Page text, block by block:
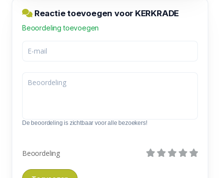
Reactie toevoegen voor KERKRADE
Beoordeling toevoegen
De beoordeling is zichtbaar voor alle bezoekers!
Beoordeling